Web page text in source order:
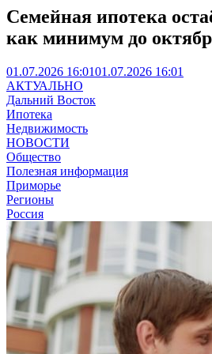
Семейная ипотека
как минимум до
01.07.2026 16:0101.07.2026 16:01
АКТУАЛЬНО
Дальний Восток
Ипотека
Недвижимость
НОВОСТИ
Общество
Полезная информация
Приморье
Регионы
Россия